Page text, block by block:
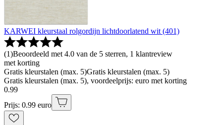
KARWEI kleurstaal rolgordijn lichtdoorlatend wit (401)
(1)Beoordeeld met 4.0 van de 5 sterren, 1 klantreview
met korting
Gratis kleurstalen (max. 5)Gratis kleurstalen (max. 5)
Gratis kleurstalen (max. 5), voordeelprijs: euro met korting
0.99
Prijs: 0.99 euro